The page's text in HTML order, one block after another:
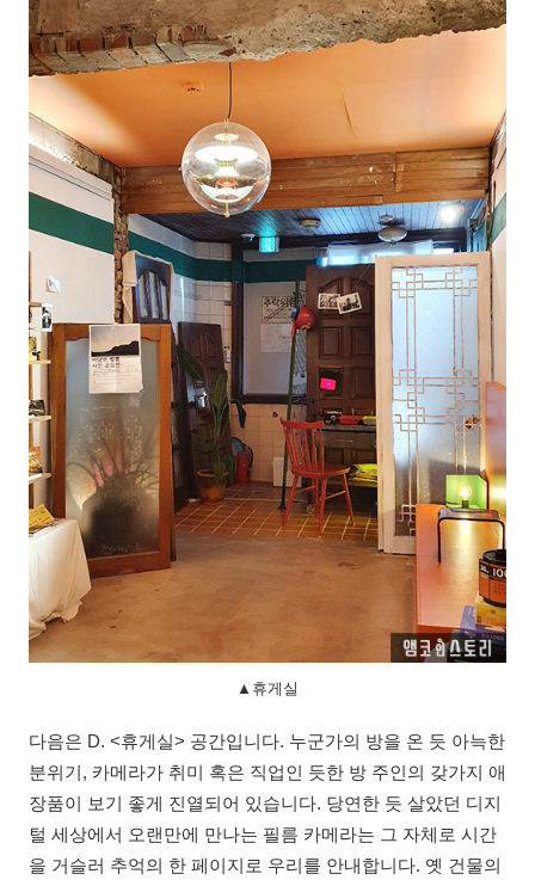
▲휴게실
다음은 D. <휴게실> 공간입니다. 누군가의 방을 온 듯 아늑한
분위기, 카메라가 취미 혹은 직업인 듯한 방 주인의 갖가지 애
장품이 보기 좋게 진열되어 있습니다. 당연한 듯 살았던 디지
털 세상에서 오랜만에 만나는 필름 카메라는 그 자체로 시간
을 거슬러 추억의 한 페이지로 우리를 안내합니다. 옛 건물의